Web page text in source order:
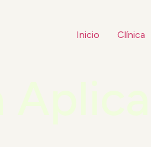
Inicio Clínica